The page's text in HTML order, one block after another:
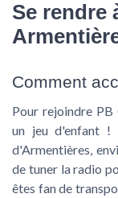
Se rendre
Comment
Pour rejoindre PB
un jeu d'enfant !
d'Armentières,
de tuner la radio
êtes fan de